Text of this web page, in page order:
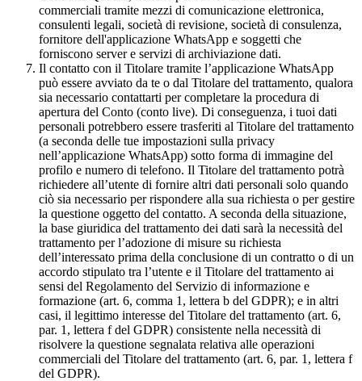
commerciali tramite mezzi di comunicazione elettronica,
consulenti legali, società di revisione, società di consulenza,
fornitore dell'applicazione WhatsApp e soggetti che
forniscono server e servizi di archiviazione dati.
Il contatto con il Titolare tramite l’applicazione WhatsApp
può essere avviato da te o dal Titolare del trattamento, qualora
sia necessario contattarti per completare la procedura di
apertura del Conto (conto live). Di conseguenza, i tuoi dati
personali potrebbero essere trasferiti al Titolare del trattamento
(a seconda delle tue impostazioni sulla privacy
nell’applicazione WhatsApp) sotto forma di immagine del
profilo e numero di telefono. Il Titolare del trattamento potrà
richiedere all’utente di fornire altri dati personali solo quando
ciò sia necessario per rispondere alla sua richiesta o per gestire
la questione oggetto del contatto. A seconda della situazione,
la base giuridica del trattamento dei dati sarà la necessità del
trattamento per l’adozione di misure su richiesta
dell’interessato prima della conclusione di un contratto o di un
accordo stipulato tra l’utente e il Titolare del trattamento ai
sensi del Regolamento del Servizio di informazione e
formazione (art. 6, comma 1, lettera b del GDPR); e in altri
casi, il legittimo interesse del Titolare del trattamento (art. 6,
par. 1, lettera f del GDPR) consistente nella necessità di
risolvere la questione segnalata relativa alle operazioni
commerciali del Titolare del trattamento (art. 6, par. 1, lettera f
del GDPR).